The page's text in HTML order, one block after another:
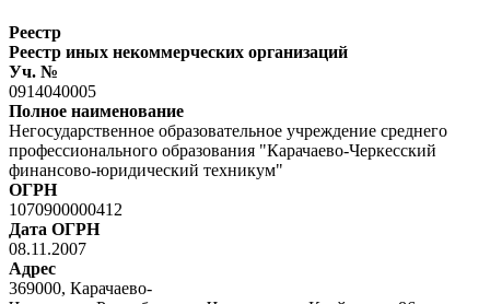
Реестр
Реестр иных некоммерческих организаций
Уч. №
0914040005
Полное наименование
Негосударственное образовательное учреждение среднего
профессионального образования "Карачаево-Черкесский
финансово-юридический техникум"
ОГРН
1070900000412
Дата ОГРН
08.11.2007
Адрес
369000, Карачаево-